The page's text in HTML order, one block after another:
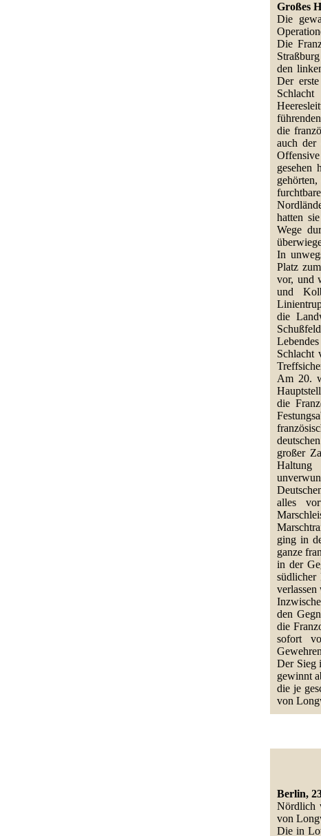
Großes
Die
Die
den
Der
die
auch der
gesehen
hatten
Wege
In
Platz
vor, und
und
die
Schlacht
Am 20.
die
großer
Haltung
alles
ging in
ganze
in der
südlicher
verlassen
den
die
sofort
Der Sieg
gewinnt
die je
von
Berlin,
Nördlich
von
Die in